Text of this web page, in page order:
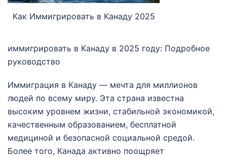
Как Иммигрировать в Канаду 2025
иммигрировать в Канаду в 2025 году: Подробное
руководство
Иммиграция в Канаду — мечта для миллионов
людей по всему миру. Эта страна известна
высоким уровнем жизни, стабильной экономикой,
качественным образованием, бесплатной
медициной и безопасной социальной средой.
Более того, Канада активно поощряет